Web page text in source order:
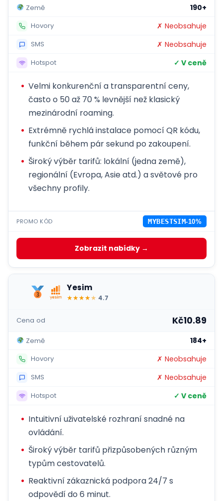
Země 190+
Hovory ✗ Neobsahuje
SMS ✗ Neobsahuje
Hotspot ✓ V ceně
Velmi konkurenční a transparentní ceny,
často o 50 až 70 % levnější než klasický
mezinárodní roaming.
Extrémně rychlá instalace pomocí QR kódu,
funkční během pár sekund po zakoupení.
Široký výběr tarifů: lokální (jedna země),
regionální (Evropa, Asie atd.) a světové pro
všechny profily.
PROMO KÓD MYBESTSIM-10%
Zobrazit nabídky →
Yesim
★★★★★ 4.7
Cena od Kč10.89
Země 184+
Hovory ✗ Neobsahuje
SMS ✗ Neobsahuje
Hotspot ✓ V ceně
Intuitivní uživatelské rozhraní snadné na
ovládání.
Široký výběr tarifů přizpůsobených různým
typům cestovatelů.
Reaktivní zákaznická podpora 24/7 s
odpovědí do 6 minut.